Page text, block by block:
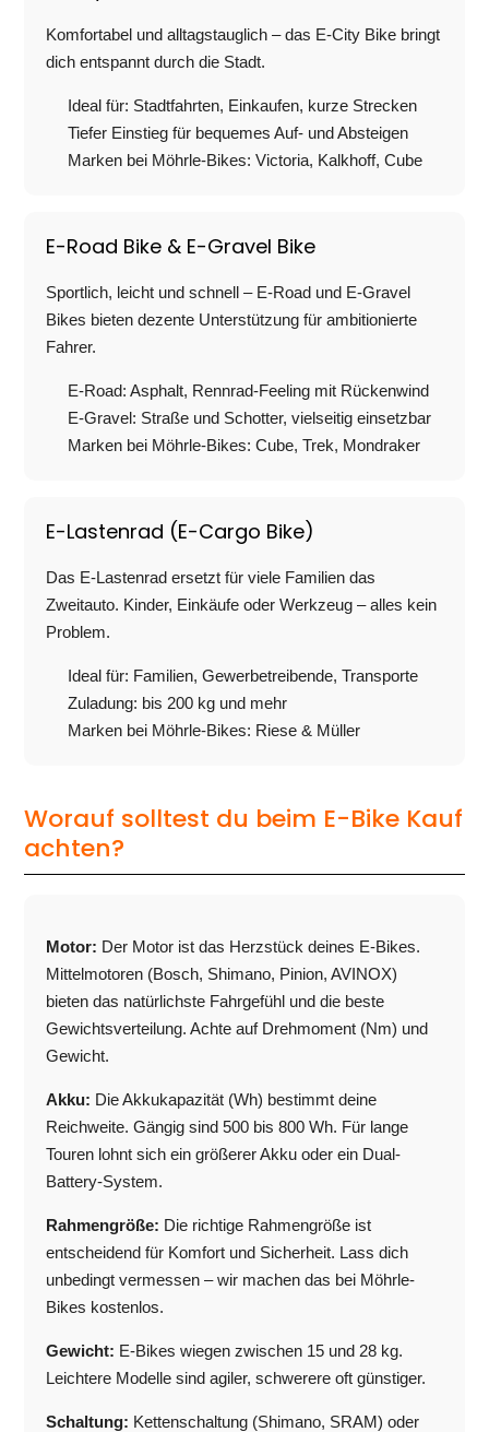
Komfortabel und alltagstauglich – das E-City Bike bringt
dich entspannt durch die Stadt.
Ideal für: Stadtfahrten, Einkaufen, kurze Strecken
Tiefer Einstieg für bequemes Auf- und Absteigen
Marken bei Möhrle-Bikes: Victoria, Kalkhoff, Cube
E-Road Bike & E-Gravel Bike
Sportlich, leicht und schnell – E-Road und E-Gravel
Bikes bieten dezente Unterstützung für ambitionierte
Fahrer.
E-Road: Asphalt, Rennrad-Feeling mit Rückenwind
E-Gravel: Straße und Schotter, vielseitig einsetzbar
Marken bei Möhrle-Bikes: Cube, Trek, Mondraker
E-Lastenrad (E-Cargo Bike)
Das E-Lastenrad ersetzt für viele Familien das
Zweitauto. Kinder, Einkäufe oder Werkzeug – alles kein
Problem.
Ideal für: Familien, Gewerbetreibende, Transporte
Zuladung: bis 200 kg und mehr
Marken bei Möhrle-Bikes: Riese & Müller
Worauf solltest du beim E-Bike Kauf
achten?
Motor: Der Motor ist das Herzstück deines E-Bikes.
Mittelmotoren (Bosch, Shimano, Pinion, AVINOX)
bieten das natürlichste Fahrgefühl und die beste
Gewichtsverteilung. Achte auf Drehmoment (Nm) und
Gewicht.
Akku: Die Akkukapazität (Wh) bestimmt deine
Reichweite. Gängig sind 500 bis 800 Wh. Für lange
Touren lohnt sich ein größerer Akku oder ein Dual-
Battery-System.
Rahmengröße: Die richtige Rahmengröße ist
entscheidend für Komfort und Sicherheit. Lass dich
unbedingt vermessen – wir machen das bei Möhrle-
Bikes kostenlos.
Gewicht: E-Bikes wiegen zwischen 15 und 28 kg.
Leichtere Modelle sind agiler, schwerere oft günstiger.
Schaltung: Kettenschaltung (Shimano, SRAM) oder